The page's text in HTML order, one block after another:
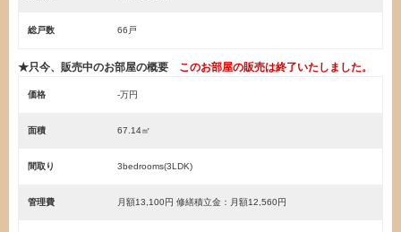
総戸数 66戸
★只今、販売中のお部屋の概要 このお部屋の販売は終了いたしました。
価格 -万円
面積 67.14㎡
間取り 3bedrooms(3LDK)
管理費 月額13,100円 修繕積立金：月額12,560円